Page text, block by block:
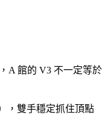
A 館的 V3 不一定等於
，雙手穩定抓住頂點